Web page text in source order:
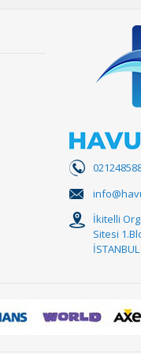
İkitelli
Sitesi
İSTANBUL